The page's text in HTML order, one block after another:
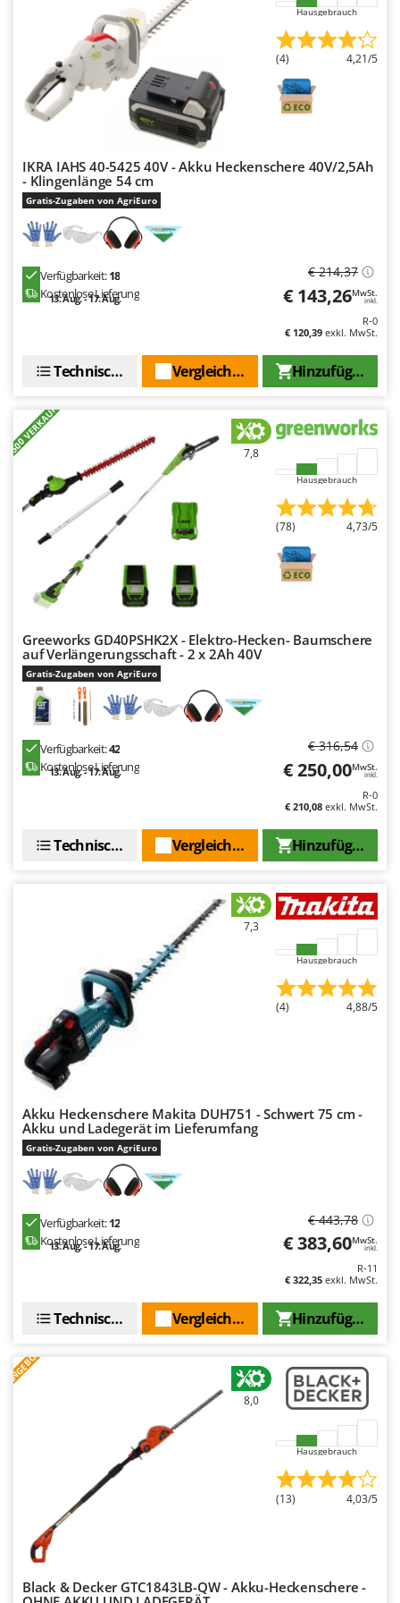
Wiper EcoRobot
Wolf Garten
Wortex
Worx
Y Yard Force
Z
Zanon
Zephir
ZGrills
Zodiac
Hausgebrauch
(4) 4,21/5
IKRA IAHS 40-5425 40V - Akku Heckenschere 40V/2,5Ah
- Klingenlänge 54 cm
Gratis-Zugaben von AgriEuro
Verfügbarkeit:18
Kostenlose Lieferung
13. Aug. - 17. Aug.
€ 214,37
€ 143,26MwSt.
inkl.
R-0
€ 120,39 exkl. MwSt.
Hinzufügen
Vergleichen Sie
Technische Daten
+500 VERKAUFT 7,8
Hausgebrauch
(78) 4,73/5
Greeworks GD40PSHK2X - Elektro-Hecken- Baumschere
auf Verlängerungsschaft - 2 x 2Ah 40V
Gratis-Zugaben von AgriEuro
Verfügbarkeit:42
Kostenlose Lieferung
13. Aug. - 17. Aug.
€ 316,54
€ 250,00MwSt.
inkl.
R-0
€ 210,08 exkl. MwSt.
Hinzufügen
Vergleichen Sie
Technische Daten
7,3
Hausgebrauch
(4) 4,88/5
Akku Heckenschere Makita DUH751 - Schwert 75 cm -
Akku und Ladegerät im Lieferumfang
Gratis-Zugaben von AgriEuro
Verfügbarkeit:12
Kostenlose Lieferung
13. Aug. - 17. Aug.
€ 443,78
€ 383,60MwSt.
inkl.
R-11
€ 322,35 exkl. MwSt.
Hinzufügen
Vergleichen Sie
Technische Daten
ANGEBOT
8,0
Hausgebrauch
(13) 4,03/5
Black & Decker GTC1843LB-QW - Akku-Heckenschere -